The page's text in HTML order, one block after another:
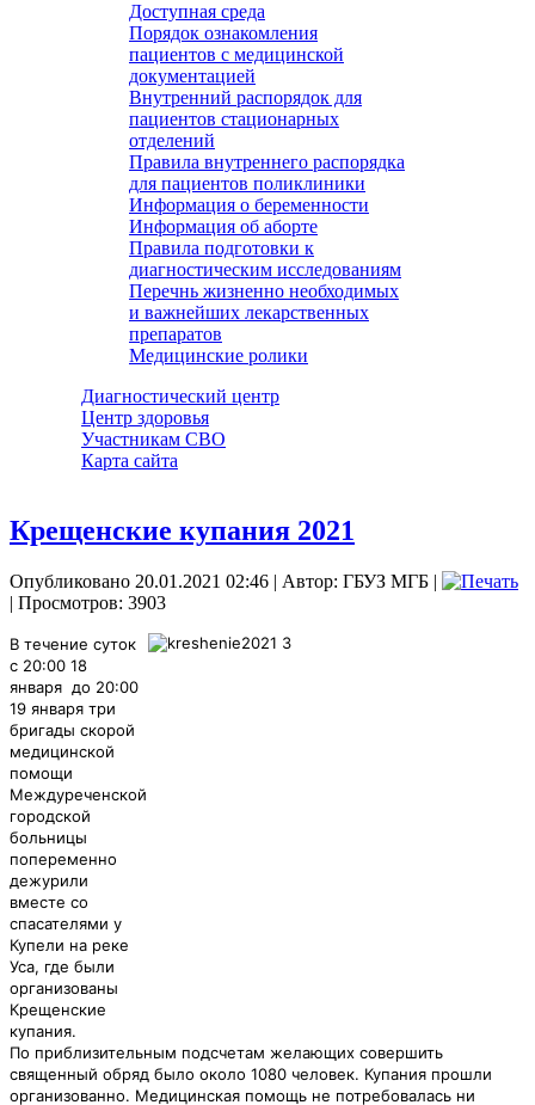
Доступная среда
Порядок ознакомления
пациентов с медицинской
документацией
Внутренний распорядок для
пациентов стационарных
отделений
Правила внутреннего распорядка
для пациентов поликлиники
Информация о беременности
Информация об аборте
Правила подготовки к
диагностическим исследованиям
Перечнь жизненно необходимых
и важнейших лекарственных
препаратов
Медицинские ролики
Диагностический центр
Центр здоровья
Участникам СВО
Карта сайта
Крещенские купания 2021
Опубликовано 20.01.2021 02:46 | Автор: ГБУЗ МГБ |
| Просмотров: 3903
В течение суток
с 20:00 18
января до 20:00
19 января три
бригады скорой
медицинской
помощи
Междуреченской
городской
больницы
попеременно
дежурили
вместе со
спасателями у
Купели на реке
Уса, где были
организованы
Крещенские
купания.
По приблизительным подсчетам желающих совершить
священный обряд было около 1080 человек. Купания прошли
организованно. Медицинская помощь не потребовалась ни